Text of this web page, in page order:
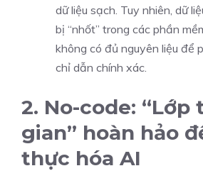
dữ liệu sạch. Tuy nhiên, dữ
bị “nhốt” trong các phần
không có đủ nguyên liệu để
chỉ dẫn chính xác.
2. No-code: “Lớp
gian” hoàn hảo
thực hóa AI